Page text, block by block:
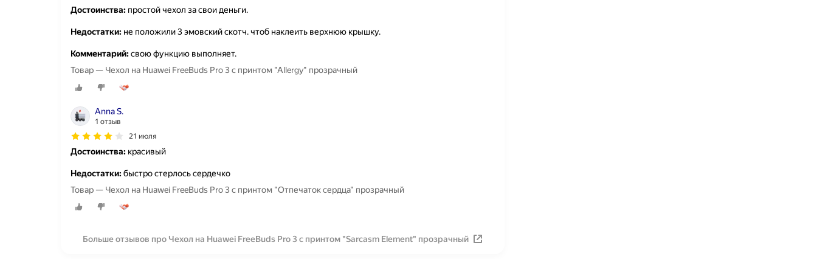
Достоинства: простой чехол за свои деньги.
Недостатки: не положили 3 эмовский скотч. чтоб наклеить верхнюю крышку.
Комментарий:свою функцию выполняет.
Товар — Чехол на Huawei FreeBuds Pro 3 с принтом "Allergy" прозрачный
Anna S.
1 отзыв
21 июля
Достоинства: красивый
Недостатки:быстро стерлось сердечко
Товар — Чехол на Huawei FreeBuds Pro 3 с принтом "Отпечаток сердца" прозрачный
Больше отзывов про Чехол на Huawei FreeBuds Pro 3 с принтом "Sarcasm Element" прозрачный